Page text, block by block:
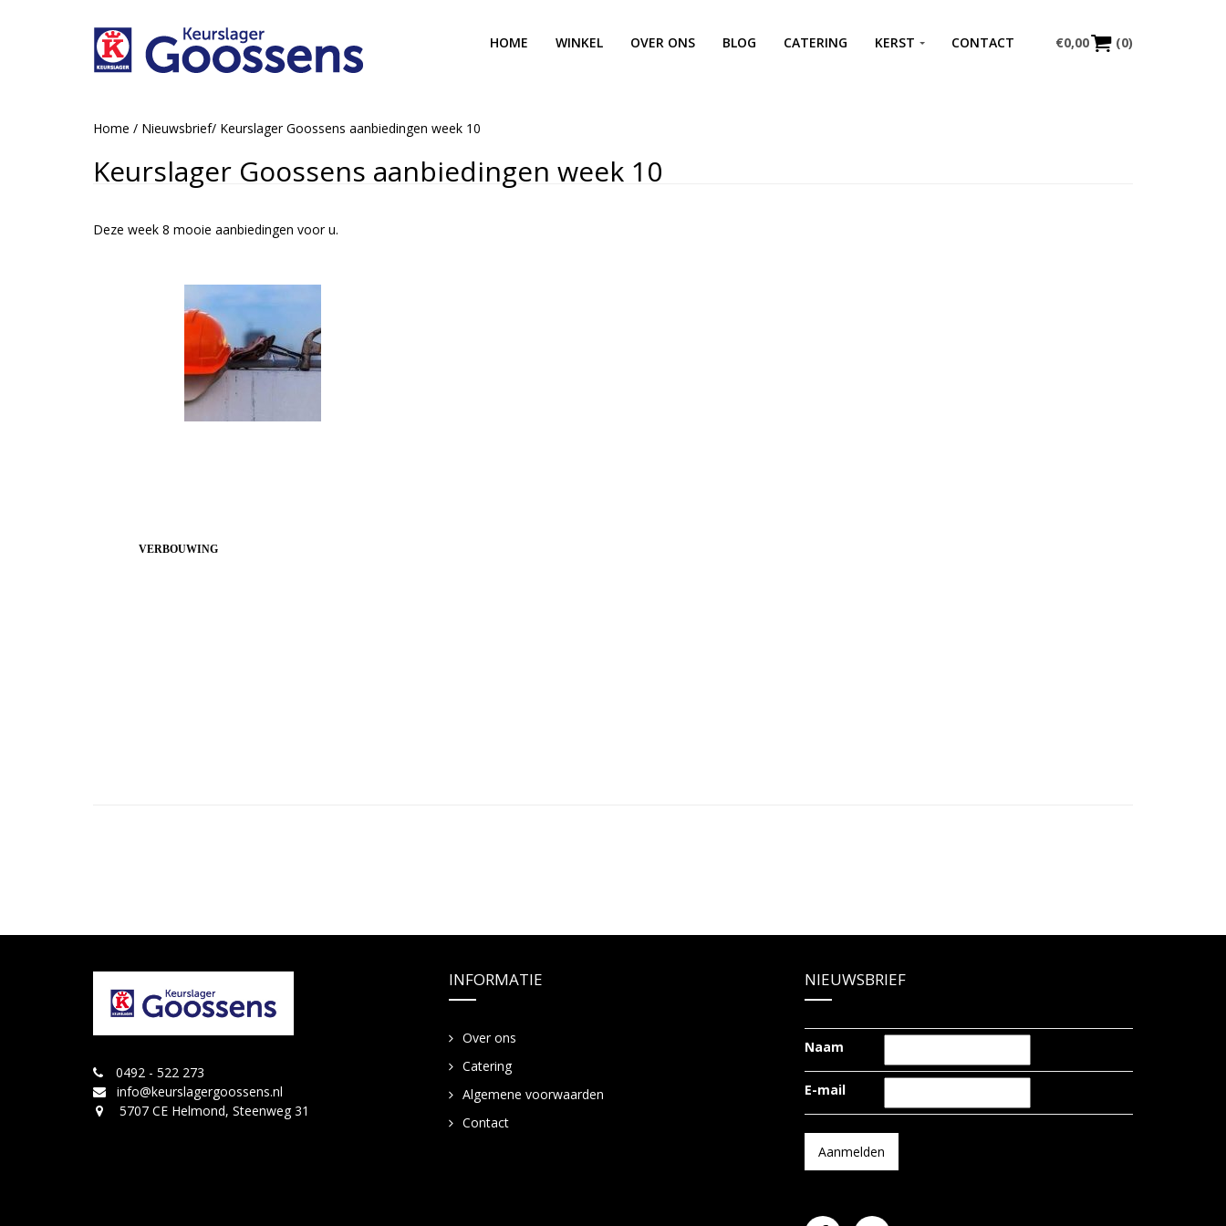
€0,00 (0)
HOME WINKEL OVER ONS BLOG CATERING KERST CONTACT
Home / Nieuwsbrief/ Keurslager Goossens aanbiedingen week 10
Keurslager Goossens aanbiedingen week 10
Deze week 8 mooie aanbiedingen voor u.
VERBOUWING
0492 - 522 273
info@keurslagergoossens.nl
5707 CE Helmond, Steenweg 31
INFORMATIE
Over ons
Catering
Algemene voorwaarden
Contact
NIEUWSBRIEF
Naam
E-mail